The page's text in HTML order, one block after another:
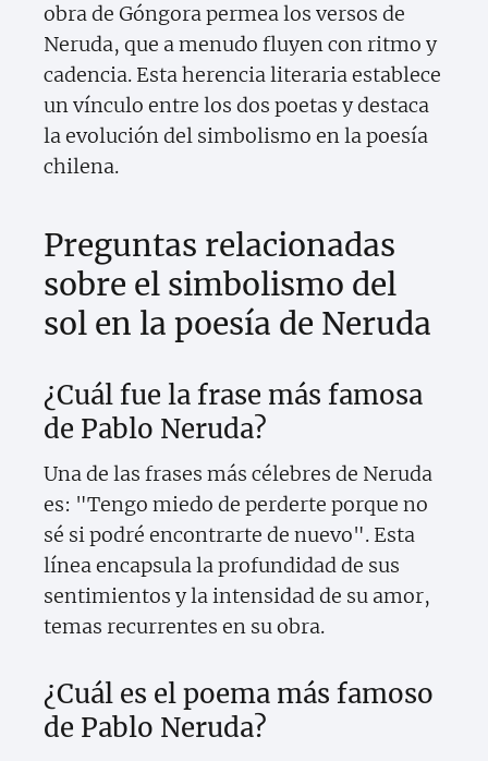
obra de Góngora permea los versos de
Neruda, que a menudo fluyen con ritmo y
cadencia. Esta herencia literaria establece
un vínculo entre los dos poetas y destaca
la evolución del simbolismo en la poesía
chilena.
Preguntas relacionadas
sobre el simbolismo del
sol en la poesía de Neruda
¿Cuál fue la frase más famosa
de Pablo Neruda?
Una de las frases más célebres de Neruda
es: "Tengo miedo de perderte porque no
sé si podré encontrarte de nuevo". Esta
línea encapsula la profundidad de sus
sentimientos y la intensidad de su amor,
temas recurrentes en su obra.
¿Cuál es el poema más famoso
de Pablo Neruda?